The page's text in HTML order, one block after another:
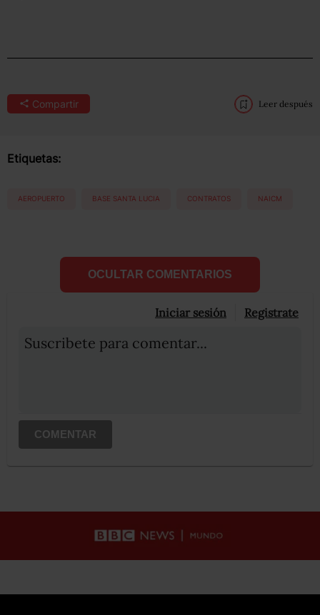
Compartir Leer después
Etiquetas:
AEROPUERTO BASE SANTA LUCIA CONTRATOS NAICM
OCULTAR COMENTARIOS
Iniciar sesión Registrate
Suscribete para comentar...
COMENTAR